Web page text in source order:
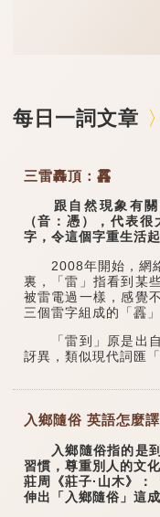
每日一詞文章
三雷轟頂：靐
跟自然現象有關
（音：憑），代表
字，令這個字重生活起
2008年開始，網絡
裏，「雷」指看到某
被雷電過一樣，感覺
三個雷字組成的「靐
「雷到」原是出自
訝異，類似現代詞匯
入鄉隨俗 英語怎麼譯
入鄉隨俗指的是到
習慣，尊重別人的文
莊周《莊子·山木》：
伸出「入鄉隨俗」這成